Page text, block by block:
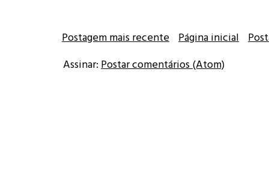
Postagem mais recente Página inicial
Assinar: Postar comentários (Atom)